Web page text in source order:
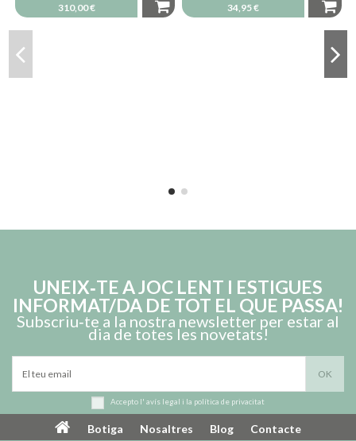
310,00 € 34,95 €
UNEIX‑TE A JOC LENT I ESTIGUES
INFORMAT/DA DE TOT EL QUE PASSA!
Subscriu‑te a la nostra newsletter per estar al
dia de totes les novetats!
Accepto l' avís legal i la política de privacitat
Botiga Nosaltres Blog Contacte